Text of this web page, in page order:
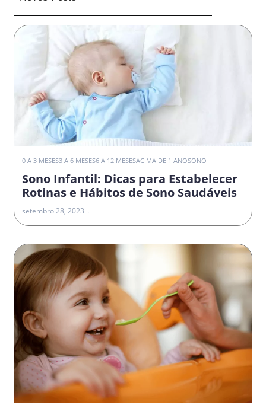
0 A 3 MESES3 A 6 MESES6 A 12 MESESACIMA DE 1 ANOSONO
Sono Infantil: Dicas para Estabelecer
Rotinas e Hábitos de Sono Saudáveis
setembro 28, 2023